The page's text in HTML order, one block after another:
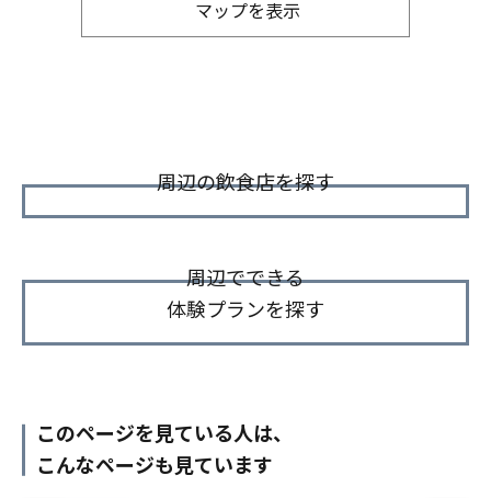
マップを表示
周辺の飲食店を探す
周辺でできる
体験プランを探す
このページを見ている人は、
こんなページも見ています